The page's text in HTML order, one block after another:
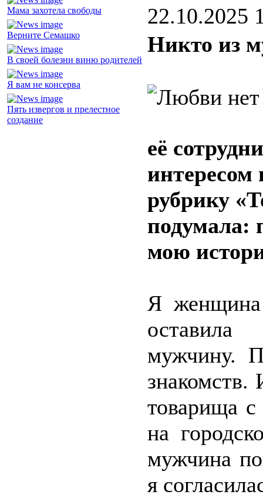
Мама захотела свободы
Верните Семашко
В своей болезни виню родителей
Я вам не консерва
Пять извергов и прелестное
создание
22.10.2025
Никто из
её
интересом
рубрику
подумала:
мою
Я женщина
оставила
мужчину.
знакомств.
товарища с
на
мужчина
я